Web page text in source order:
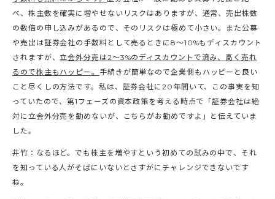
べ、株主数を確実に増やせないリスクはありますが、通常、売出株数
の数倍の申し込みがあるので、そのリスクは極めて小さい。また公募
や売出は証券会社の手数料として売るときに8〜10%もディスカウント
されますが、 立会外分売は2〜3%のディスカウントで済み、高く売れ
るので株主もハッピー。 手続きが簡単なので企業側もハッピーと良い
こと尽くしの方法です。私は、証券会社に20年間いて、この事実を知
っていたので、第1フェーズの資本政策を考える時点で「証券会社は絶
対に立会外分売を勧めないが、こちらがお勧めですよ」と伝えていま
した。
井竹：なるほど。でも株主を増やすという初めての試みの中で、それ
を知っている人がそばにいないとさすがにチャレンジできないです
ね。